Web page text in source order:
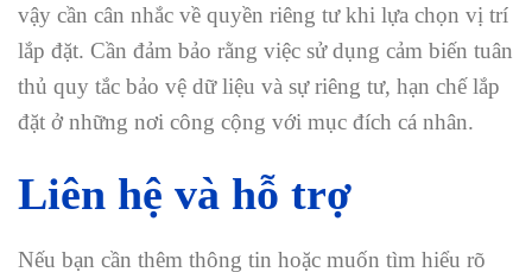
vậy cần cân nhắc về quyền riêng tư khi lựa chọn vị trí
lắp đặt. Cần đảm bảo rằng việc sử dụng cảm biến tuân
thủ quy tắc bảo vệ dữ liệu và sự riêng tư, hạn chế lắp
đặt ở những nơi công cộng với mục đích cá nhân.
Liên hệ và hỗ trợ
Nếu bạn cần thêm thông tin hoặc muốn tìm hiểu rõ